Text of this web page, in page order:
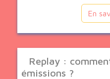
En
Replay :
émissions ?